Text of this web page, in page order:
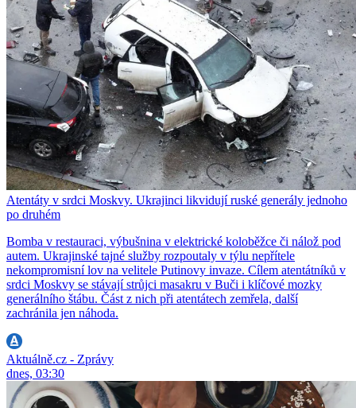
Atentáty v srdci Moskvy. Ukrajinci likvidují ruské generály jednoho
po druhém
Bomba v restauraci, výbušnina v elektrické koloběžce či nálož pod
autem. Ukrajinské tajné služby rozpoutaly v týlu nepřítele
nekompromisní lov na velitele Putinovy invaze. Cílem atentátníků v
srdci Moskvy se stávají strůjci masakru v Buči i klíčové mozky
generálního štábu. Část z nich při atentátech zemřela, další
zachránila jen náhoda.
Aktuálně.cz - Zprávy
dnes, 03:30